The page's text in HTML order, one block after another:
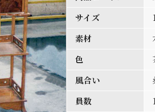
サイズ
素材
色
風合い
員数